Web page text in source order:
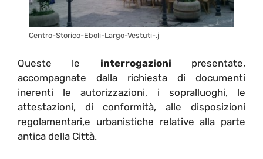
Centro-Storico-Eboli-Largo-Vestuti-.j
Queste le interrogazioni presentate,
accompagnate dalla richiesta di documenti
inerenti le autorizzazioni, i sopralluoghi, le
attestazioni, di conformità, alle disposizioni
regolamentari,e urbanistiche relative alla parte
antica della Città.